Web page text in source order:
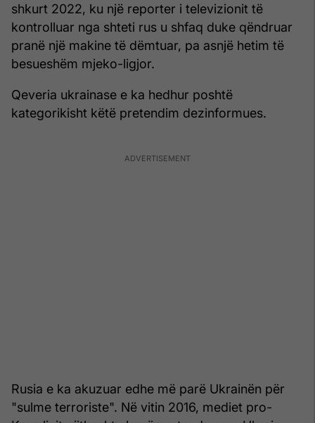
shkurt 2022, ku një reporter i televizionit të
kontrolluar nga shteti rus u shfaq duke qëndruar
pranë një makine të dëmtuar, pa asnjë hetim të
besueshëm mjeko-ligjor.
Qeveria ukrainase e ka hedhur poshtë
kategorikisht këtë pretendim dezinformues.
Rusia e ka akuzuar edhe më parë Ukrainën për
"sulme terroriste". Në vitin 2016, mediet pro-